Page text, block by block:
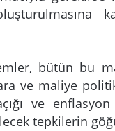
bütün bu
ve maliye
ve enflasyon
tepkilerin